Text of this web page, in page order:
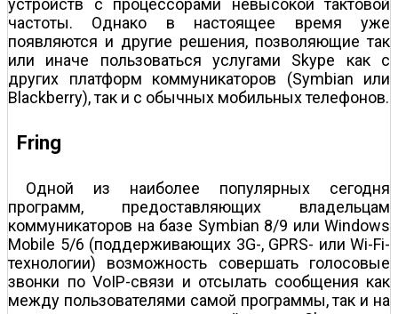
устройств с процессорами невысокой тактовой
частоты. Однако в настоящее время уже
появляются и другие решения, позволяющие так
или иначе пользоваться услугами Skype как с
других платформ коммуникаторов (Symbian или
Blackberry), так и с обычных мобильных телефонов.
Fring
Одной из наиболее популярных сегодня
программ, предоставляющих владельцам
коммуникаторов на базе Symbian 8/9 или Windows
Mobile 5/6 (поддерживающих 3G-, GPRS- или Wi-Fi-
технологии) возможность совершать голосовые
звонки по VoIP-связи и отсылать сообщения как
между пользователями самой программы, так и на